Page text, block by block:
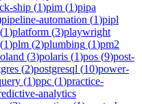
ship (1)pim (1)pipa
pipeline-automation (1)pipl
(1)platform (3)playwright
(1)plm (2)plumbing (1)pm2
(3)polaris (1)pos (9)post-
(2)postgresql (10)power-
(1)ppc (1)practice-
analytics